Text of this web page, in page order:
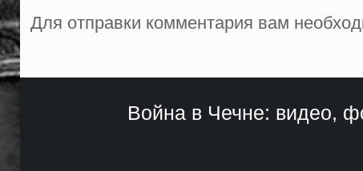
Для отправки комментария вам
Война в Чечне: видео,